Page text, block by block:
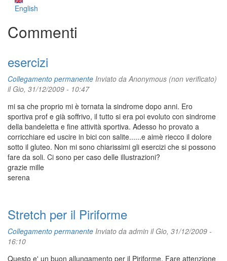
English
Commenti
esercizi
Collegamento permanente Inviato daAnonymous (non verificato)
il Gio, 31/12/2009 - 10:47
mi sa che proprio mi è tornata la sindrome dopo anni. Ero
sportiva prof e già soffrivo, il tutto si era poi evoluto con sindrome
della bandeletta e fine attività sportiva. Adesso ho provato a
corricchiare ed uscire in bici con salite......e aimè riecco il dolore
sotto il gluteo. Non mi sono chiarissimi gli esercizi che si possono
fare da soli. Ci sono per caso delle illustrazioni?
grazie mille
serena
Stretch per il Piriforme
Collegamento permanente Inviato da admin il Gio, 31/12/2009 -
16:10
Questo e' un buon allungamento per il Piriforme. Fare attenzione